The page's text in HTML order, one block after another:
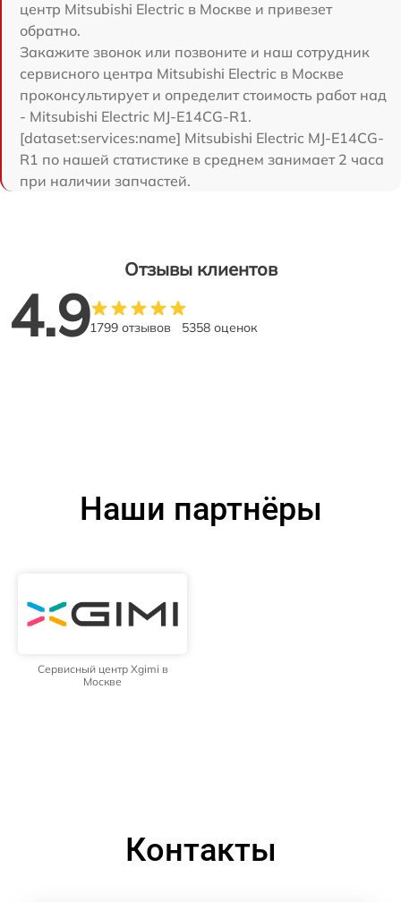
центр Mitsubishi Electric в Москве и привезет
обратно.
Закажите звонок или позвоните и наш сотрудник
сервисного центра Mitsubishi Electric в Москве
проконсультирует и определит стоимость работ над
- Mitsubishi Electric MJ-E14CG-R1.
[dataset:services:name] Mitsubishi Electric MJ-E14CG-
R1 по нашей статистике в среднем занимает 2 часа
при наличии запчастей.
Отзывы клиентов
4.91799 отзывов 5358 оценок
Наши партнёры
Сервисный центр Xgimi в
Москве
Контакты